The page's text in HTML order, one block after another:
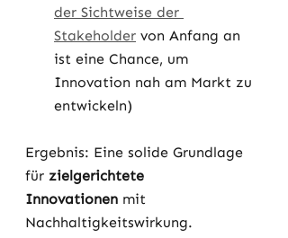
der Sichtweise der
Stakeholder von Anfang an
ist eine Chance, um
Innovation nah am Markt zu
entwickeln)
Ergebnis: Eine solide Grundlage
für zielgerichtete
Innovationen mit
Nachhaltigkeitswirkung.